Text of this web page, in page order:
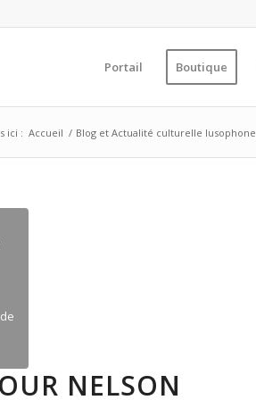
Portail Boutique
ici : Accueil / Blog et Actualité culturelle lusophone
NELSON